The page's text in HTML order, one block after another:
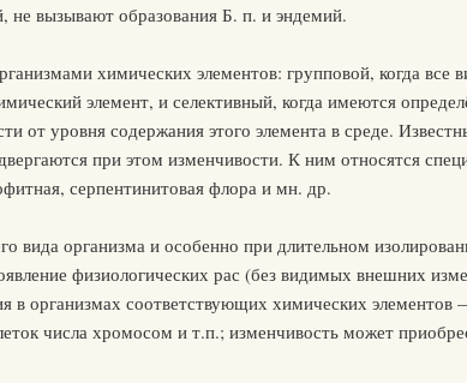
не вызывают образования Б. п. и эндемий.
химических элементов: групповой, когда все
элемент, и селективный, когда имеются
от уровня содержания этого элемента в среде.
при этом изменчивости. К ним относятся
серпентинитовая флора и мн. др.
вида организма и особенно при длительном
физиологических рас (без видимых внешних
организмах соответствующих химических
числа хромосом и т.п.; изменчивость может